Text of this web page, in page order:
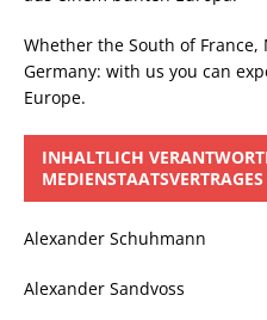
Whether the South of
Germany: with us you can
Europe.
INHALTLICH
Alexander Schuhmann
Alexander Sandvoss